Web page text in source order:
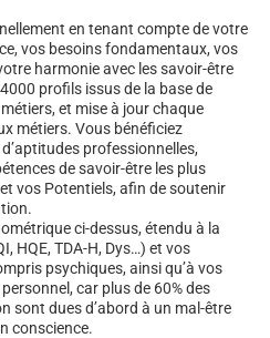
en tenant compte de votre
vos besoins fondamentaux, vos
harmonie avec les savoir-être
profils issus de la base de
et mise à jour chaque
métiers. Vous bénéficiez
professionnelles,
de savoir-être les plus
vos Potentiels, afin de soutenir
ci-dessus, étendu à la
HQE, TDA-H, Dys…) et vos
psychiques, ainsi qu’à vos
car plus de 60% des
sont dues d’abord à un mal-être
conscience.